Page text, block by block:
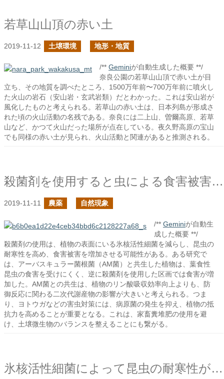
若草山山頂の赤い土
2019-11-12 土壌環境 地形・地質
/** Geminiが自動生成した概要 **/
奈良公園の若草山山頂で赤い土が目
立ち、その地質を調べたところ、1500万年前〜700万年前に噴火し
た火山の岩石（安山岩・玄武岩類）だとわかった。これは安山岩が
風化したものと考えられる。若草山の赤い土は、日本列島が形成さ
れた頃の火山活動の名残である。奈良には二上山、曽爾高原、若草
山など、かつて火山だった場所が点在している。夜久野高原の宝山
でも同様の赤い土が見られ、火山活動と関連があると推測される。
殺菌剤を使用すると虫による食害被害が増加する
2019-11-11 農薬 自然現象
/** Geminiが自動生
成した概要 **/
殺菌剤の使用は、植物の表面にいる氷核活性細菌を減らし、昆虫の
耐寒性を高め、食害被害を増加させる可能性がある。ある研究で
は、アーバスキュラー菌根菌（AM菌）と共生した植物は、葉食性
昆虫の食害を受けにくく、逆に殺菌剤を使用した区画では食害が増
加した。AM菌との共生は、植物のリン酸吸収効率向上よりも、防
御反応に関わる二次代謝産物の影響が大きいと考えられる。つま
り、ヨトウガなどの害虫対策には、病原菌の発生を抑え、植物の抵
抗力を高めることが重要となる。これは、家畜糞堆肥の使用を避
け、土壌微生物のバランスを整えることにも繋がる。
氷核活性細菌によって昆虫の耐寒性が減る